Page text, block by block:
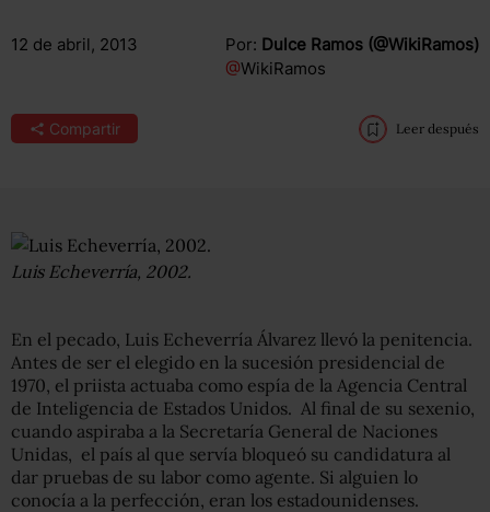
12 de abril, 2013 Por: Dulce Ramos (@WikiRamos)
@WikiRamos
Compartir Leer después
Luis Echeverría, 2002.
En el pecado, Luis Echeverría Álvarez llevó la penitencia.
Antes de ser el elegido en la sucesión presidencial de
1970, el priista actuaba como espía de la Agencia Central
de Inteligencia de Estados Unidos. Al final de su sexenio,
cuando aspiraba a la Secretaría General de Naciones
Unidas, el país al que servía bloqueó su candidatura al
dar pruebas de su labor como agente. Si alguien lo
conocía a la perfección, eran los estadounidenses.